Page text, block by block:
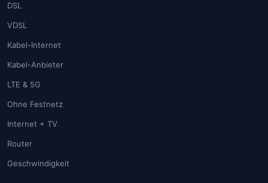
DSL
VDSL
Kabel-Internet
Kabel-Anbieter
LTE & 5G
Ohne Festnetz
Internet + TV
Router
Geschwindigkeit